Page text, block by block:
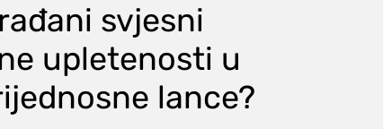
svjesni
upletenosti u
lance?